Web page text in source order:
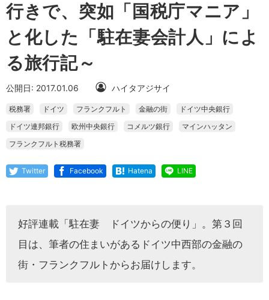
行きで、突如「国税庁マニア」
と化した「駐在妻会計人」によ
る旅行記～
公開日: 2017.01.06 ハイタアジサイ
税務署 ドイツ フランクフルト 金融の街
ドイツ中央銀行
ドイツ連邦銀行
欧州中央銀行 コメルツ銀行
マインハッタン
フランクフルト税務署
Twitter Facebook Hatena LINE
好評連載「駐在妻 ドイツからの便り」。第３回
目は、筆者の住まいがあるドイツ中西部の金融の
街・フランクフルトからお届けします。